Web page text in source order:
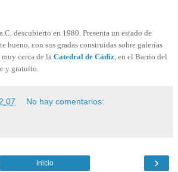
descubierto en 1980. Presenta un estado de
bueno, con sus gradas construidas sobre galerías
cerca de la Catedral de Cádiz , en el Barrio del
y gratuito.
No hay comentarios:
›
Inicio